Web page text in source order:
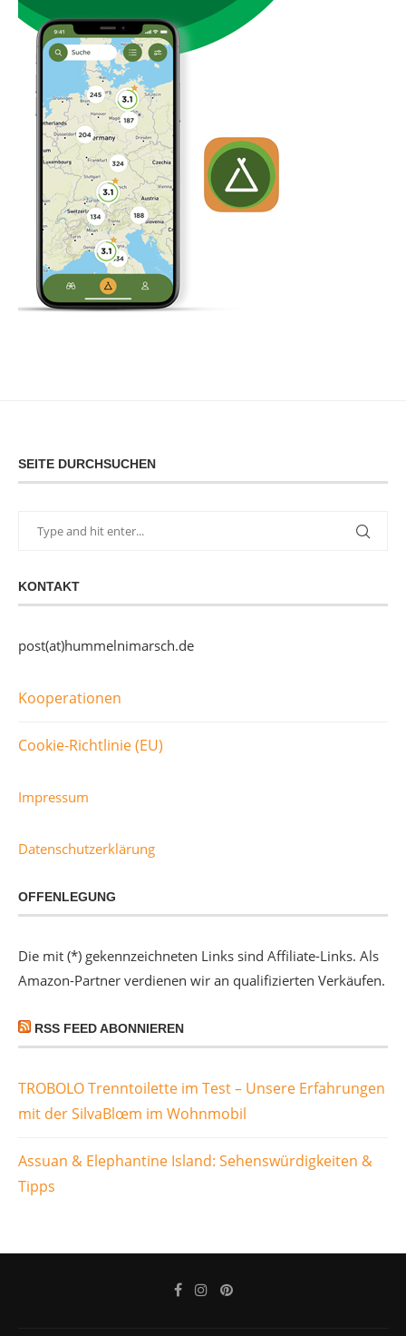
SEITE DURCHSUCHEN
KONTAKT
post(at)hummelnimarsch.de
Kooperationen
Cookie-Richtlinie (EU)
Impressum
Datenschutzerklärung
OFFENLEGUNG
Die mit (*) gekennzeichneten Links sind Affiliate-Links. Als
Amazon-Partner verdienen wir an qualifizierten Verkäufen.
RSS FEED ABONNIEREN
TROBOLO Trenntoilette im Test – Unsere Erfahrungen
mit der SilvaBlœm im Wohnmobil
Assuan & Elephantine Island: Sehenswürdigkeiten &
Tipps